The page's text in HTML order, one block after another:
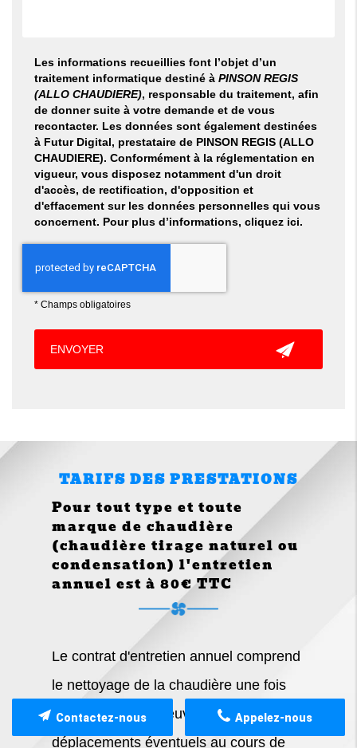
Les informations recueillies font l’objet d’un
traitement informatique destiné àPINSON REGIS
(ALLO CHAUDIERE), responsable du traitement, afin
de donner suite à votre demande et de vous
recontacter. Les données sont également destinées
à Futur Digital, prestataire de PINSON REGIS (ALLO
CHAUDIERE). Conformément à la réglementation en
vigueur, vous disposez notamment d'un droit
d'accès, de rectification, d'opposition et
d'effacement sur les données personnelles qui vous
concernent. Pour plus d’informations, cliquez ici.
* Champs obligatoires
TARIFS DES PRESTATIONS
Pour tout type et toute
marque de chaudière
(chaudière tirage naturel ou
condensation) l'entretien
annuel est à 80€ TTC
Le contrat d'entretien annuel comprend
le nettoyage de la chaudière une fois
par an ,la main d'œuvre et les
déplacements éventuels au cours de
Appelez-nous
Contactez-nous